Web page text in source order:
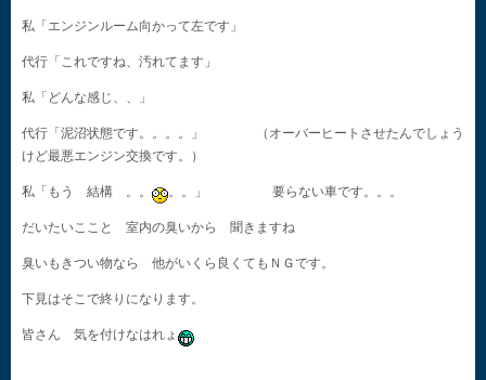
私「エンジンルーム向かって左です」
代行「これですね、汚れてます」
私「どんな感じ、、」
代行「泥沼状態です。。。。」 （オーバーヒートさせたんでしょう
けど最悪エンジン交換です。）
私「もう 結構 。。 。。」 要らない車です。。。
だいたいここと 室内の臭いから 聞きますね
臭いもきつい物なら 他がいくら良くてもＮＧです。
下見はそこで終りになります。
皆さん 気を付けなはれょ